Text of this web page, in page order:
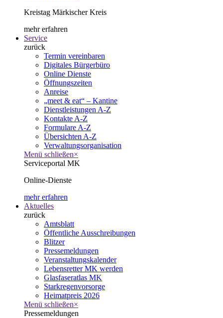
Kreistag Märkischer Kreis
mehr erfahren
Service
zurück
Termin vereinbaren
Digitales Bürgerbüro
Online Dienste
Öffnungszeiten
Anreise
„meet & eat“ – Kantine
Dienstleistungen A-Z
Kontakte A-Z
Formulare A-Z
Übersichten A-Z
Verwaltungsorganisation
Menü schließen×
Serviceportal MK
Online-Dienste
mehr erfahren
Aktuelles
zurück
Amtsblatt
Öffentliche Ausschreibungen
Blitzer
Pressemeldungen
Veranstaltungskalender
Lebensretter MK werden
Glasfaseratlas MK
Starkregenvorsorge
Heimatpreis 2026
Menü schließen×
Pressemeldungen